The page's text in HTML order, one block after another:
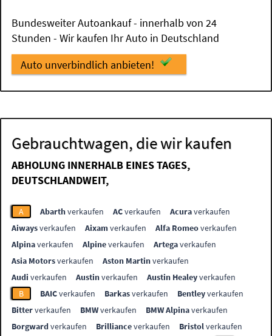
Bundesweiter Autoankauf - innerhalb von 24
Stunden - Wir kaufen Ihr Auto in Deutschland
Auto unverbindlich anbieten!
Gebrauchtwagen, die wir kaufen
ABHOLUNG INNERHALB EINES TAGES,
DEUTSCHLANDWEIT,
A Abarthverkaufen ACverkaufen Acuraverkaufen
Aiwaysverkaufen Aixamverkaufen Alfa Romeoverkaufen
Alpinaverkaufen Alpineverkaufen Artegaverkaufen
Asia Motorsverkaufen Aston Martinverkaufen
Audi verkaufen Austinverkaufen Austin Healeyverkaufen
B
BAICverkaufen Barkasverkaufen Bentleyverkaufen
Bitterverkaufen BMWverkaufen BMW Alpinaverkaufen
Borgwardverkaufen Brillianceverkaufen Bristolverkaufen